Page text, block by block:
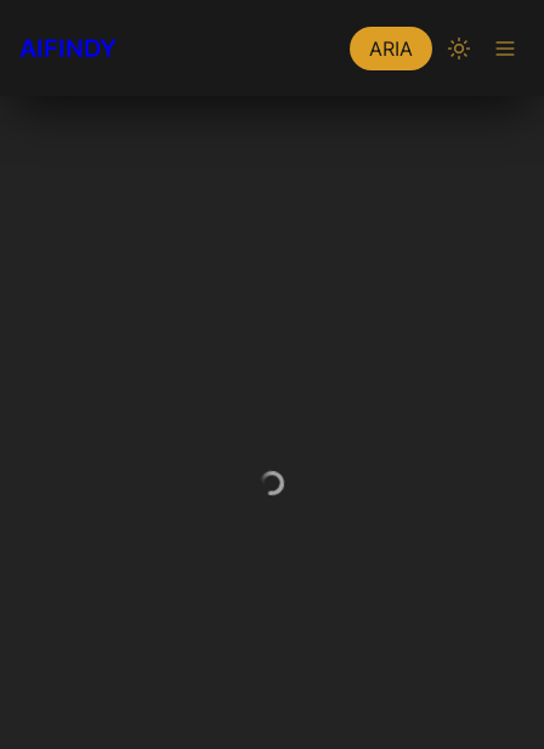
AIFINDY ARIA